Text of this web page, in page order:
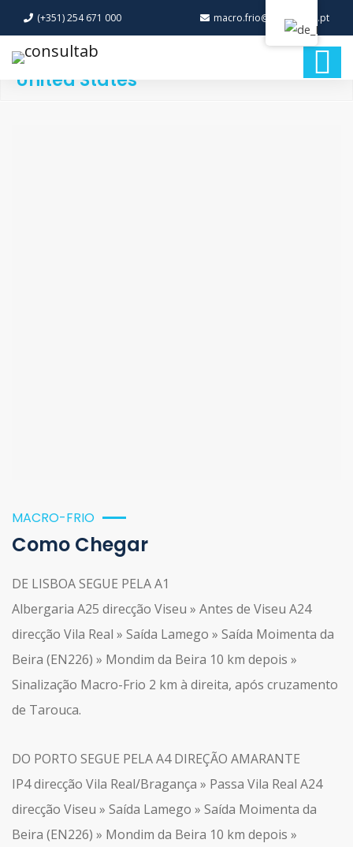
(+351) 254 671 000 macro.frio@macro-frio.pt
United States
MACRO-FRIO
Como Chegar
DE LISBOA SEGUE PELA A1
Albergaria A25 direcção Viseu » Antes de Viseu A24
direcção Vila Real » Saída Lamego » Saída Moimenta da
Beira (EN226) » Mondim da Beira 10 km depois »
Sinalização Macro-Frio 2 km à direita, após cruzamento
de Tarouca.
DO PORTO SEGUE PELA A4 DIREÇÃO AMARANTE
IP4 direcção Vila Real/Bragança » Passa Vila Real A24
direcção Viseu » Saída Lamego » Saída Moimenta da
Beira (EN226) » Mondim da Beira 10 km depois »